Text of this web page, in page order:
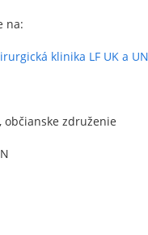
na:
klinika LF UK a
občianske združenie